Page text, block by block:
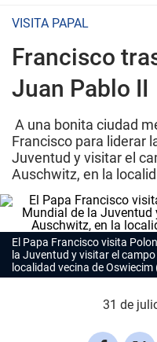
VISITA PAPAL
Francisco
Juan Pablo II
A una bonita ciudad
Francisco para liderar
Juventud y visitar el
Auschwitz, en la
El Papa Francisco visita
la Juventud y visitar el
localidad vecina de Oswiecim
31 de